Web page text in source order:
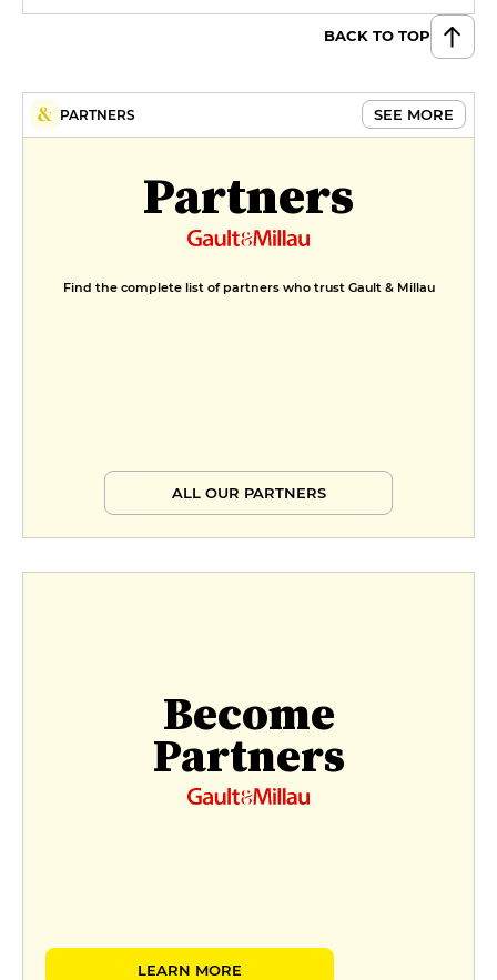
BACK TO TOP
PARTNERS SEE MORE
Partners
Find the complete list of partners who trust Gault & Millau
ALL OUR PARTNERS
Become
Partners
LEARN MORE